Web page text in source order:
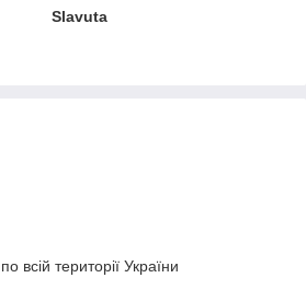
Slavuta
всій території України